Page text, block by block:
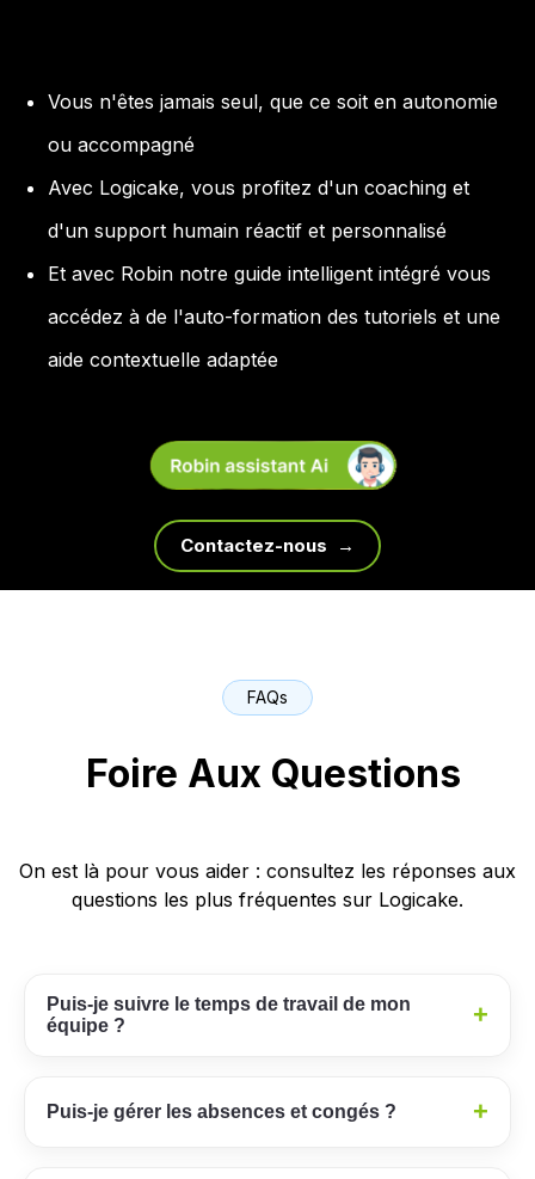
Vous n'êtes jamais seul, que ce soit en autonomie
ou accompagné
Avec Logicake, vous profitez d'un coaching et
d'un support humain réactif et personnalisé
Et avec Robin notre guide intelligent intégré vous
accédez à de l'auto-formation des tutoriels et une
aide contextuelle adaptée
Contactez-nous →
FAQs
Foire Aux Questions
On est là pour vous aider : consultez les réponses aux
questions les plus fréquentes sur Logicake.
Puis-je suivre le temps de travail de mon
équipe ?
+
Puis-je gérer les absences et congés ? +